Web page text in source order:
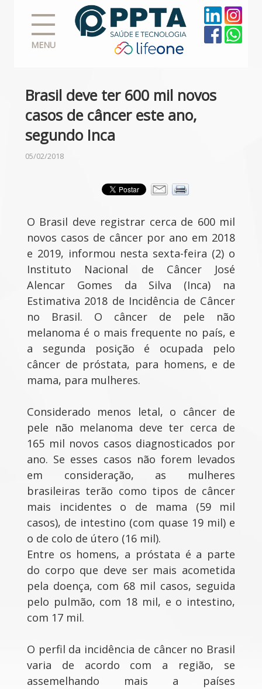
MENU
Brasil deve ter 600 mil novos
casos de câncer este ano,
segundo Inca
05/02/2018
O Brasil deve registrar cerca de 600 mil
novos casos de câncer por ano em 2018
e 2019, informou nesta sexta-feira (2) o
Instituto Nacional de Câncer José
Alencar Gomes da Silva (Inca) na
Estimativa 2018 de Incidência de Câncer
no Brasil. O câncer de pele não
melanoma é o mais frequente no país, e
a segunda posição é ocupada pelo
câncer de próstata, para homens, e de
mama, para mulheres.
Considerado menos letal, o câncer de
pele não melanoma deve ter cerca de
165 mil novos casos diagnosticados por
ano. Se esses casos não forem levados
em consideração, as mulheres
brasileiras terão como tipos de câncer
mais incidentes o de mama (59 mil
casos), de intestino (com quase 19 mil) e
o de colo de útero (16 mil).
Entre os homens, a próstata é a parte
do corpo que deve ser mais acometida
pela doença, com 68 mil casos, seguida
pelo pulmão, com 18 mil, e o intestino,
com 17 mil.
O perfil da incidência de câncer no Brasil
varia de acordo com a região, se
assemelhando mais a países